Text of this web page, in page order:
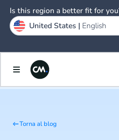
Torna al blog
Is this region a better fit for
United States | English